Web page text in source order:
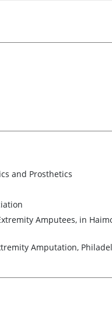
and Prosthetics
Amputees, in
Amputation,